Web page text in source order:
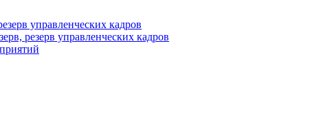
управленческих кадров
резерв управленческих кадров